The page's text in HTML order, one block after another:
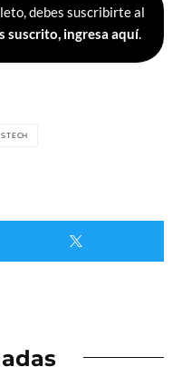
debes suscribirte al
suscrito, ingresa aquí.